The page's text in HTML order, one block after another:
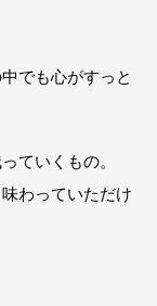
でも心がすっと
ていくもの。
わっていただけ